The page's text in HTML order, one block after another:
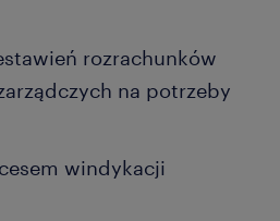
rozrachunków
na potrzeby
windykacji